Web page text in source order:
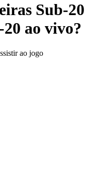
Sub-20
ao vivo?
ao jogo